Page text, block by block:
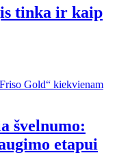
tinka ir kaip
švelnumo:
etapui